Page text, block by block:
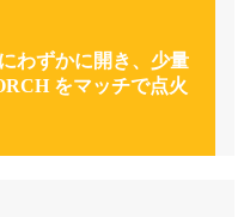
わずかに開き、少量
をマッチで点火